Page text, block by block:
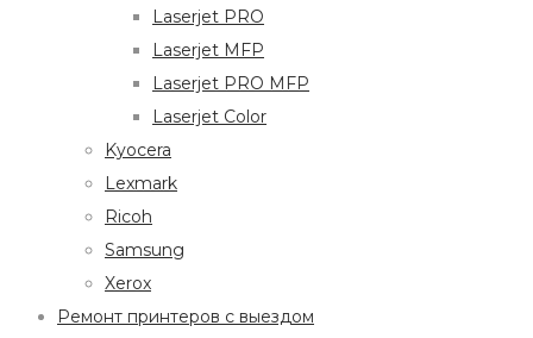
Laserjet PRO
Laserjet MFP
Laserjet PRO MFP
Laserjet Color
Kyocera
Lexmark
Ricoh
Samsung
Xerox
Ремонт принтеров с выездом